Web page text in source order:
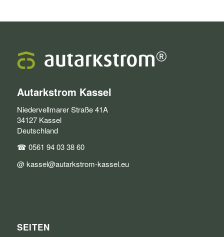
Autarkstrom Kassel
Niedervellmarer Straße 41A
34127 Kassel
Deutschland
☎ 0561 94 03 38 60
@ kassel@autarkstrom-kassel.eu
SEITEN